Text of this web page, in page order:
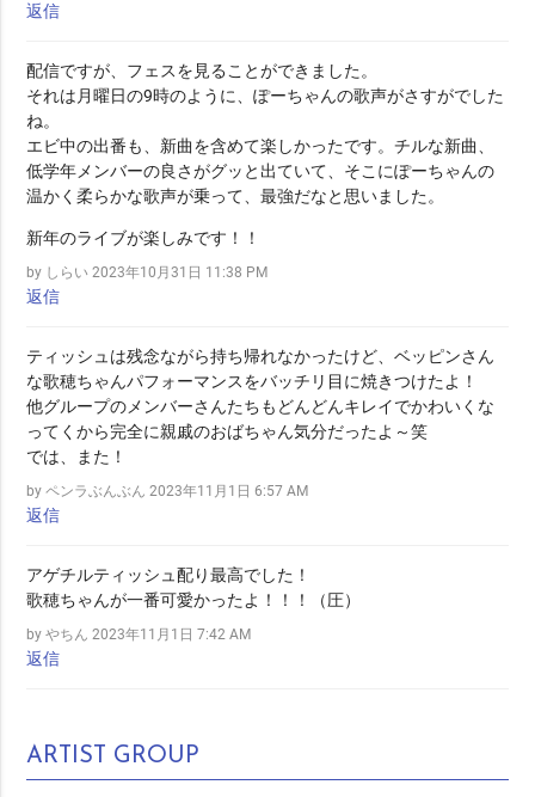
返信
配信ですが、フェスを見ることができました。
それは月曜日の9時のように、ぽーちゃんの歌声がさすがでした
ね。
エビ中の出番も、新曲を含めて楽しかったです。チルな新曲、
低学年メンバーの良さがグッと出ていて、そこにぽーちゃんの
温かく柔らかな歌声が乗って、最強だなと思いました。
新年のライブが楽しみです！！
by しらい 2023年10月31日 11:38 PM
返信
ティッシュは残念ながら持ち帰れなかったけど、ベッピンさん
な歌穂ちゃんパフォーマンスをバッチリ目に焼きつけたよ！
他グループのメンバーさんたちもどんどんキレイでかわいくな
ってくから完全に親戚のおばちゃん気分だったよ～笑
では、また！
by ペンラぶんぶん 2023年11月1日 6:57 AM
返信
アゲチルティッシュ配り最高でした！
歌穂ちゃんが一番可愛かったよ！！！（圧）
by やちん 2023年11月1日 7:42 AM
返信
ARTIST GROUP